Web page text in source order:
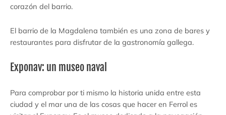
corazón del barrio.
El barrio de la Magdalena también es una zona de bares y
restaurantes para disfrutar de la gastronomía gallega.
Exponav: un museo naval
Para comprobar por ti mismo la historia unida entre esta
ciudad y el mar una de las cosas que hacer en Ferrol es